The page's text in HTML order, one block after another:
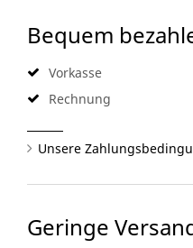
Bequem
Vorkasse
Rechnung
Unsere
Geringe